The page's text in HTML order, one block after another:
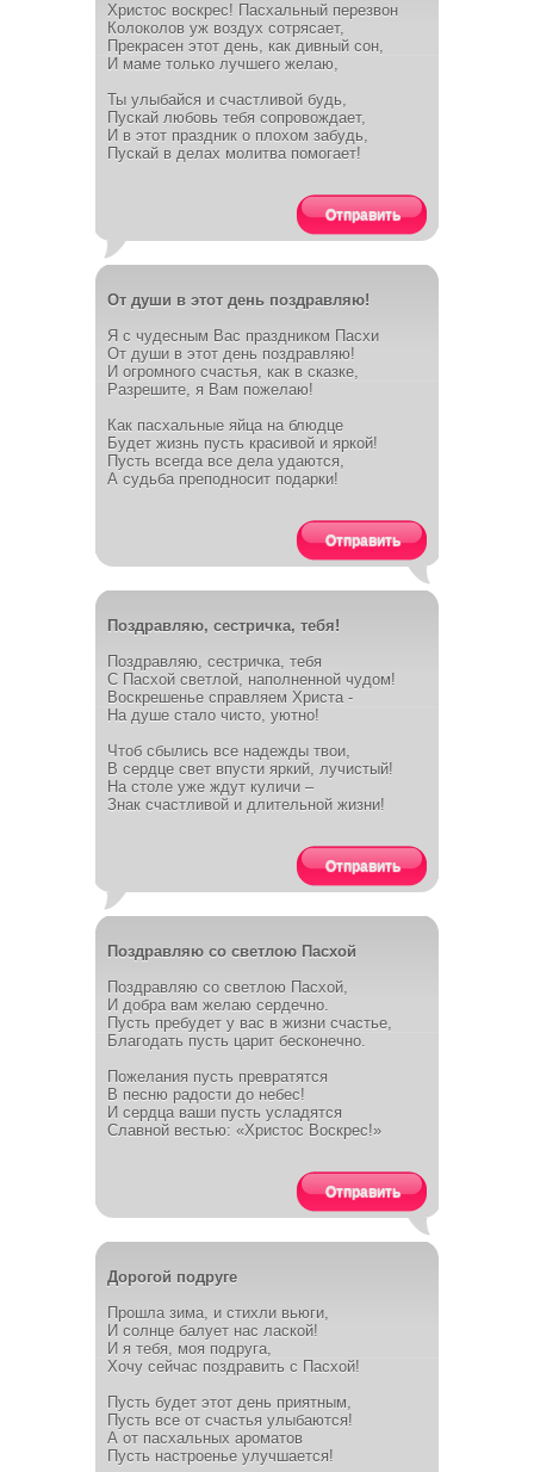
Христос воскрес! Пасхальный перезвон
Колоколов уж воздух сотрясает,
Прекрасен этот день, как дивный сон,
И маме только лучшего желаю,
Ты улыбайся и счастливой будь,
Пускай любовь тебя сопровождает,
И в этот праздник о плохом забудь,
Пускай в делах молитва помогает!
Отправить
От души в этот день поздравляю!
Я с чудесным Вас праздником Пасхи
От души в этот день поздравляю!
И огромного счастья, как в сказке,
Разрешите, я Вам пожелаю!
Как пасхальные яйца на блюдце
Будет жизнь пусть красивой и яркой!
Пусть всегда все дела удаются,
А судьба преподносит подарки!
Отправить
Поздравляю, сестричка, тебя!
Поздравляю, сестричка, тебя
С Пасхой светлой, наполненной чудом!
Воскрешенье справляем Христа -
На душе стало чисто, уютно!
Чтоб сбылись все надежды твои,
В сердце свет впусти яркий, лучистый!
На столе уже ждут куличи –
Знак счастливой и длительной жизни!
Отправить
Поздравляю со светлою Пасхой
Поздравляю со светлою Пасхой,
И добра вам желаю сердечно.
Пусть пребудет у вас в жизни счастье,
Благодать пусть царит бесконечно.
Пожелания пусть превратятся
В песню радости до небес!
И сердца ваши пусть усладятся
Славной вестью: «Христос Воскрес!»
Отправить
Дорогой подруге
Прошла зима, и стихли вьюги,
И солнце балует нас лаской!
И я тебя, моя подруга,
Хочу сейчас поздравить с Пасхой!
Пусть будет этот день приятным,
Пусть все от счастья улыбаются!
А от пасхальных ароматов
Пусть настроенье улучшается!